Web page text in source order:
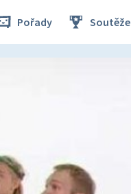
Pořady Soutěže